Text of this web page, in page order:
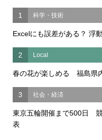
1 科学・技術
Excelにも誤差がある？ 浮
2 Local
春の花が楽しめる 福島県
3 社会・経済
東京五輪開催まで500日
表